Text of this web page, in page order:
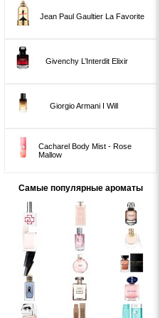
Jean Paul Gaultier La Favorite
Givenchy L’Interdit Elixir
Giorgio Armani I Will
Cacharel Body Mist - Rose
Mallow
Самые популярные ароматы